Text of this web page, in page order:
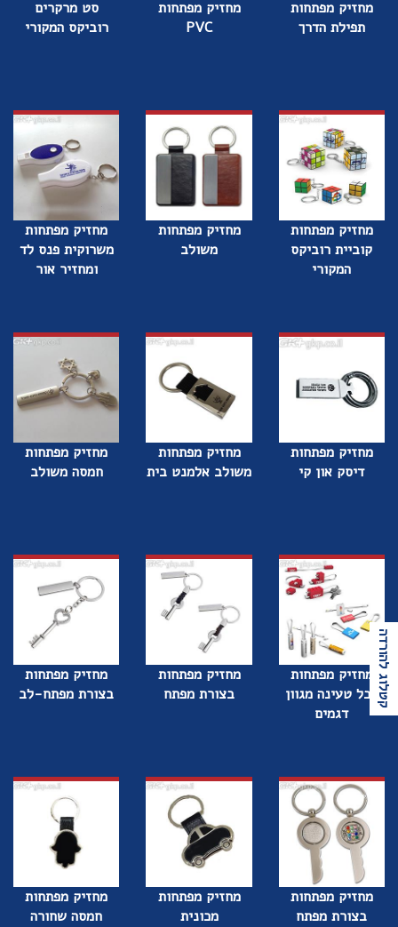
קטלוג להורדה
מחזיק מפתחות
תפילת הדרך
מחזיק מפתחות
PVC
סט מרקרים
רוביקס המקורי
מחזיק מפתחות
קוביית רוביקס
המקורי
מחזיק מפתחות
משולב
מחזיק מפתחות
משרוקית פנס לד
ומחזיר אור
מחזיק מפתחות
דיסק און קי
מחזיק מפתחות
משולב אלמנט בית
מחזיק מפתחות
חמסה משולב
מחזיק מפתחות
כבל טעינה מגוון
דגמים
מחזיק מפתחות
בצורת מפתח
מחזיק מפתחות
בצורת מפתח-לב
מחזיק מפתחות
בצורת מפתח
מחזיק מפתחות
מכונית
מחזיק מפתחות
חמסה שחורה